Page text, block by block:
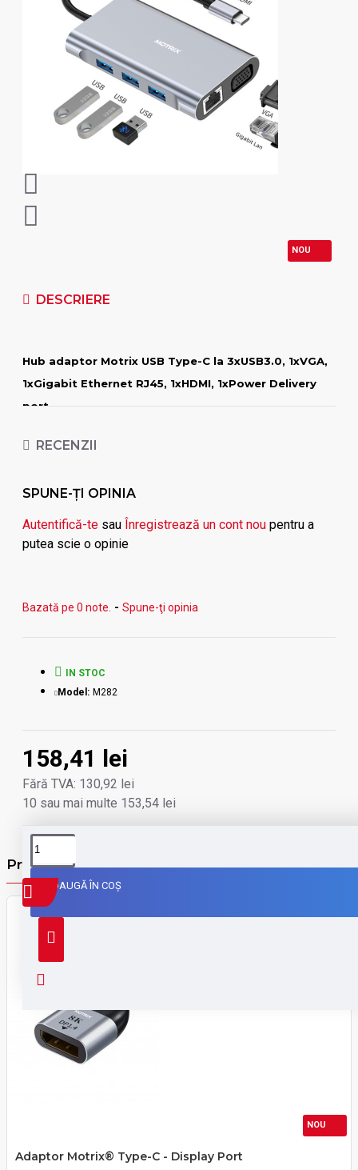
NOU
DESCRIERE
Hub adaptor Motrix USB Type-C la 3xUSB3.0, 1xVGA,
1xGigabit Ethernet RJ45, 1xHDMI, 1xPower Delivery
port
Porturi disponibile:
1 x HDMI 4K@30 Hz;
1 x RJ45 Gigabit Ethernet 10/100/1000 Mbps;
1 x VGA - Full HD (1920 x 1080@ 60 Hz;
RECENZII
SPUNE-ŢI OPINIA
Autentifică-te sau Înregistrează un cont nou pentru a
putea scie o opinie
Bazată pe 0 note. - Spune-ţi opinia
158,41 lei
Fără TVA: 130,92 lei
10 sau mai multe 153,54 lei
IN STOC
Model: M282
ADAUGĂ ÎN COŞ
Produse din aceiasi categorie
NOU
Adaptor Motrix® Type-C - Display Port